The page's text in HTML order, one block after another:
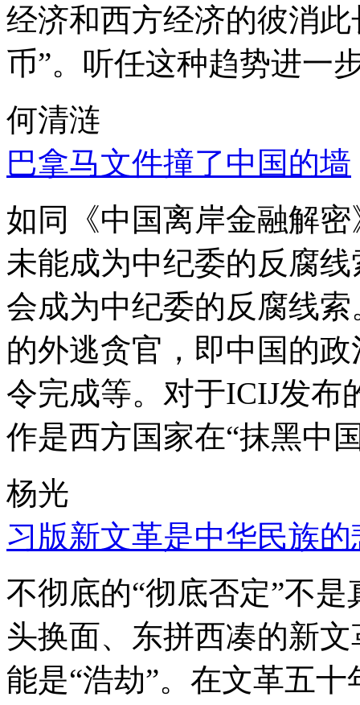
经济和西方经济的彼消
币”。听任这种趋势进一
何清涟
巴拿马文件撞了中国的墙
如同《中国离岸金融解
未能成为中纪委的反腐
会成为中纪委的反腐线
的外逃贪官，即中国的
令完成等。对于ICIJ发布
作是西方国家在“抹黑中
杨光
习版新文革是中华民族的
不彻底的“彻底否定”不
头换面、东拼西凑的新
能是“浩劫”。在文革五